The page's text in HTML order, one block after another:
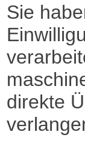
Sie
direkte